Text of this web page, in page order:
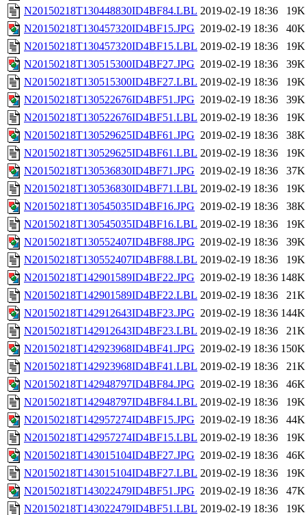
N20150218T130448830ID4BF84.LBL 2019-02-19 18:36
19K
N20150218T130457320ID4BF15.JPG 2019-02-19 18:36
40K
N20150218T130457320ID4BF15.LBL 2019-02-19 18:36
19K
N20150218T130515300ID4BF27.JPG 2019-02-19 18:36
39K
N20150218T130515300ID4BF27.LBL 2019-02-19 18:36
19K
N20150218T130522676ID4BF51.JPG 2019-02-19 18:36
39K
N20150218T130522676ID4BF51.LBL 2019-02-19 18:36
19K
N20150218T130529625ID4BF61.JPG 2019-02-19 18:36
38K
N20150218T130529625ID4BF61.LBL 2019-02-19 18:36
19K
N20150218T130536830ID4BF71.JPG 2019-02-19 18:36
37K
N20150218T130536830ID4BF71.LBL 2019-02-19 18:36
19K
N20150218T130545035ID4BF16.JPG 2019-02-19 18:36
38K
N20150218T130545035ID4BF16.LBL 2019-02-19 18:36
19K
N20150218T130552407ID4BF88.JPG 2019-02-19 18:36
39K
N20150218T130552407ID4BF88.LBL 2019-02-19 18:36
19K
N20150218T142901589ID4BF22.JPG 2019-02-19 18:36 148K
N20150218T142901589ID4BF22.LBL 2019-02-19 18:36
21K
N20150218T142912643ID4BF23.JPG 2019-02-19 18:36 144K
N20150218T142912643ID4BF23.LBL 2019-02-19 18:36
21K
N20150218T142923968ID4BF41.JPG 2019-02-19 18:36 150K
N20150218T142923968ID4BF41.LBL 2019-02-19 18:36
21K
N20150218T142948797ID4BF84.JPG 2019-02-19 18:36
46K
N20150218T142948797ID4BF84.LBL 2019-02-19 18:36
19K
N20150218T142957274ID4BF15.JPG 2019-02-19 18:36
44K
N20150218T142957274ID4BF15.LBL 2019-02-19 18:36
19K
N20150218T143015104ID4BF27.JPG 2019-02-19 18:36
46K
N20150218T143015104ID4BF27.LBL 2019-02-19 18:36
19K
N20150218T143022479ID4BF51.JPG 2019-02-19 18:36
47K
N20150218T143022479ID4BF51.LBL 2019-02-19 18:36
19K